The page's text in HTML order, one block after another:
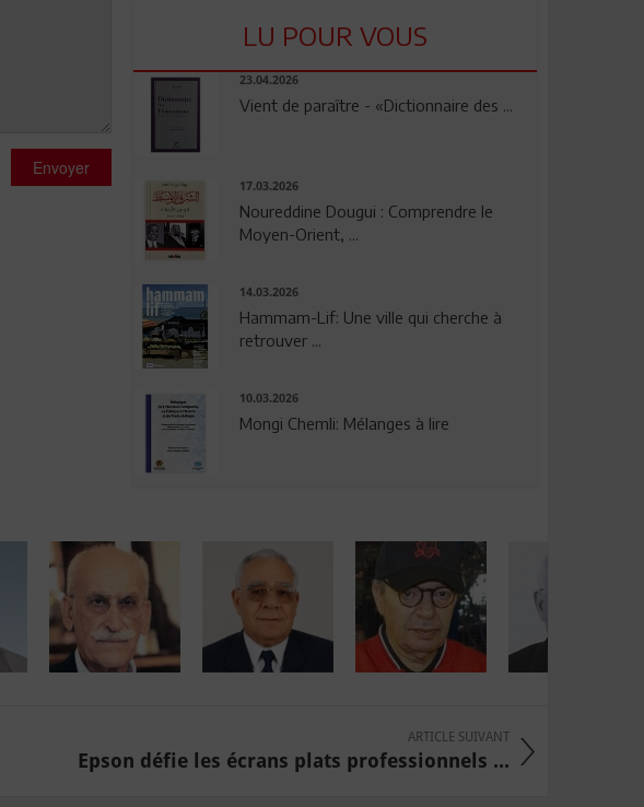
Envoyer
LU POUR VOUS
23.04.2026
Vient de paraître - «Dictionnaire des ...
17.03.2026
Noureddine Dougui : Comprendre le
Moyen-Orient, ...
14.03.2026
Hammam-Lif: Une ville qui cherche à
retrouver ...
10.03.2026
Mongi Chemli: Mélanges à lire
ARTICLE SUIVANT
Epson défie les écrans plats professionnels ...